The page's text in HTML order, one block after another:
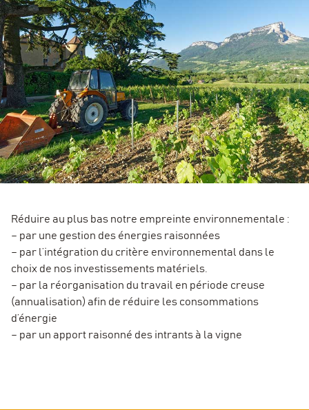
Réduire au plus bas notre empreinte environnementale :
– par une gestion des énergies raisonnées
– par l’intégration du critère environnemental dans le
choix de nos investissements matériels.
– par la réorganisation du travail en période creuse
(annualisation) afin de réduire les consommations
d’énergie
– par un apport raisonné des intrants à la vigne